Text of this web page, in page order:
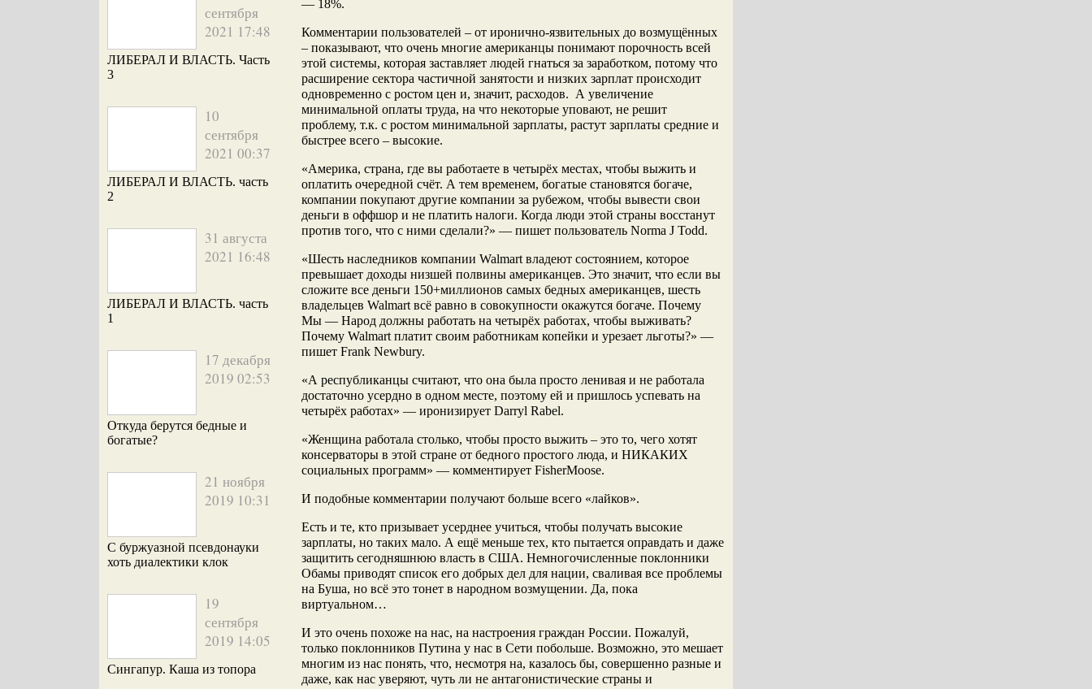
сентября
2021 17:48
ЛИБЕРАЛ И ВЛАСТЬ. Часть
3
10
сентября
2021 00:37
ЛИБЕРАЛ И ВЛАСТЬ. часть
2
31 августа
2021 16:48
ЛИБЕРАЛ И ВЛАСТЬ. часть
1
17 декабря
2019 02:53
Откуда берутся бедные и
богатые?
21 ноября
2019 10:31
С буржуазной псевдонауки
хоть диалектики клок
19
сентября
2019 14:05
Сингапур. Каша из топора
— 18%.
Комментарии пользователей – от иронично-язвительных до возмущённых
– показывают, что очень многие американцы понимают порочность всей
этой системы, которая заставляет людей гнаться за заработком, потому что
расширение сектора частичной занятости и низких зарплат происходит
одновременно с ростом цен и, значит, расходов. А увеличение
минимальной оплаты труда, на что некоторые уповают, не решит
проблему, т.к. с ростом минимальной зарплаты, растут зарплаты средние и
быстрее всего – высокие.
«Америка, страна, где вы работаете в четырёх местах, чтобы выжить и
оплатить очередной счёт. А тем временем, богатые становятся богаче,
компании покупают другие компании за рубежом, чтобы вывести свои
деньги в оффшор и не платить налоги. Когда люди этой страны восстанут
против того, что с ними сделали?» — пишет пользователь Norma J Todd.
«Шесть наследников компании Walmart владеют состоянием, которое
превышает доходы низшей полвины американцев. Это значит, что если вы
сложите все деньги 150+миллионов самых бедных американцев, шесть
владельцев Walmart всё равно в совокупности окажутся богаче. Почему
Мы — Народ должны работать на четырёх работах, чтобы выживать?
Почему Walmart платит своим работникам копейки и урезает льготы?» —
пишет Frank Newbury.
«А республиканцы считают, что она была просто ленивая и не работала
достаточно усердно в одном месте, поэтому ей и пришлось успевать на
четырёх работах» — иронизирует Darryl Rabel.
«Женщина работала столько, чтобы просто выжить – это то, чего хотят
консерваторы в этой стране от бедного простого люда, и НИКАКИХ
социальных программ» — комментирует FisherMoose.
И подобные комментарии получают больше всего «лайков».
Есть и те, кто призывает усерднее учиться, чтобы получать высокие
зарплаты, но таких мало. А ещё меньше тех, кто пытается оправдать и даже
защитить сегодняшнюю власть в США. Немногочисленные поклонники
Обамы приводят список его добрых дел для нации, сваливая все проблемы
на Буша, но всё это тонет в народном возмущении. Да, пока
виртуальном…
И это очень похоже на нас, на настроения граждан России. Пожалуй,
только поклонников Путина у нас в Сети побольше. Возможно, это мешает
многим из нас понять, что, несмотря на, казалось бы, совершенно разные и
даже, как нас уверяют, чуть ли не антагонистические страны и